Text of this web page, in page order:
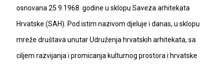
osnovana 25.9.1968. godine u sklopu Saveza arhitekata
Hrvatske (SAH). Pod istim nazivom djeluje i danas, u sklopu
mreže društava unutar Udruženja hrvatskih arhitekata, sa
ciljem razvijanja i promicanja kulturnog prostora i hrvatske